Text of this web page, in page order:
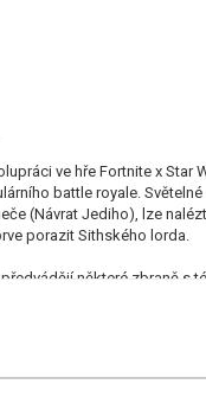
ve hře Fortnite x
battle royale.
(Návrat Jediho), lze
porazit Sithského lorda.
některé zbraně s
která obsahuje oblečení